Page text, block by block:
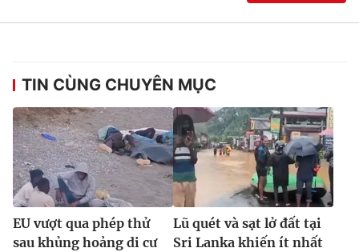
TIN CÙNG CHUYÊN MỤC
EU vượt qua phép thử
sau khủng hoảng di cư
Lũ quét và sạt lở đất tại
Sri Lanka khiến ít nhất